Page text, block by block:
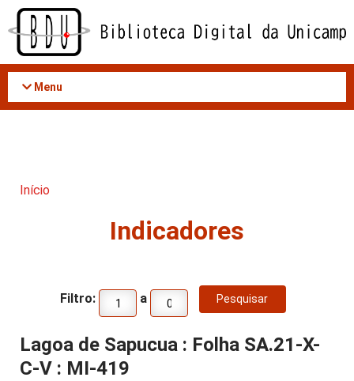
Acessar
conteúdo
Menu
Início
Indicadores
Filtro: a
Lagoa de Sapucua : Folha SA.21-X-
C-V : MI-419